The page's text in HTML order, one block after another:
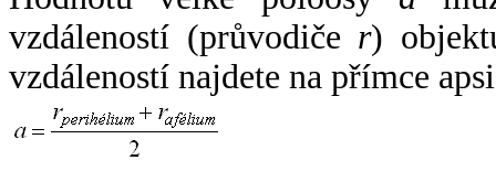
vzdáleností (průvodiče r)
vzdáleností najdete na přímce